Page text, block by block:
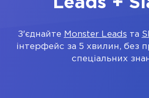
З'єднайте Monster Leads та
інтерфейс за 5 хвилин, без
спеціальних